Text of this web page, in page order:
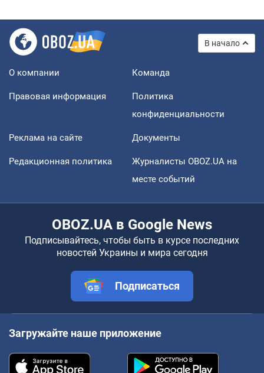
В начало
О компании Команда
Правовая информация
Политика
конфиденциальности
Реклама на сайте Документы
Редакционная политика
Журналисты OBOZ.UA на
месте событий
OBOZ.UA в Google News
Подписывайтесь, чтобы быть в курсе последних
новостей Украины и мира сегодня
Подписаться
Загружайте наше приложение